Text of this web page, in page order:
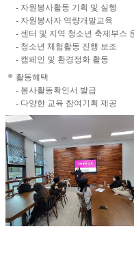
- 자원봉사활동 기획 및 실행
- 자원봉사자 역량개발교육
- 센터 및 지역 청소년 축제부스
- 청소년 체험활동 진행 보조
- 캠페인 및 환경정화 활동
활동혜택
- 봉사활동확인서 발급
- 다양한 교육 참여기획 제공